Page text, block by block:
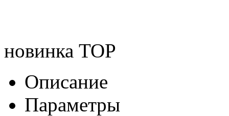
новинка TOP
Описание
Параметры